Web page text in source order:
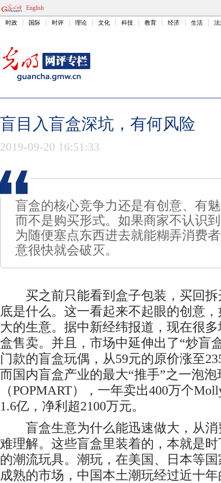
English
时政 国际 时评 理论 文化 科技 教育 经济 生活
盲目入盲盒深坑，有何风险
2019-09-20 16:51:33
盲盒的核心竞争力还是有创意、有
而不是购买形式。如果商家不认识
为随便塞点东西进去就能糊弄消费
意很快就会破灭。
买之前只能看到盒子包装，买回拆
底是什么。这一看起来不起眼的创意
大的生意。据中新经纬报道，现在很
盒售卖。并且，市场中延伸出了“炒盲
门款的盲盒玩偶，从59元的原价涨至
而国内盲盒产业的最大“推手”之一泡泡
（POPMART），一年卖出400万个
1.6亿，净利超2100万元。
盲盒生意为什么能迅速做大，从消
难理解。这些盲盒里装着的，本就是
的潮流玩具。潮玩，在美国、日本等
成熟的市场，中国本土潮玩经过近十